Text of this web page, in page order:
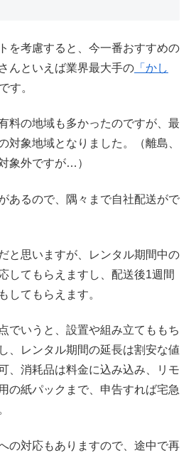
を考慮すると、今一番おすすめの
んといえば業界最大手の 「かし
す。
料の地域も多かったのですが、最
対象地域となりました。（離島、
象外ですが…）
あるので、隅々まで自社配送がで
と思いますが、レンタル期間中の
してもらえますし、配送後1週間
してもらえます。
でいうと、設置や組み立てももち
、レンタル期間の延長は割安な値
、消耗品は料金に込み込み、リモ
の紙パックまで、申告すれば宅急
の対応もありますので、途中で再